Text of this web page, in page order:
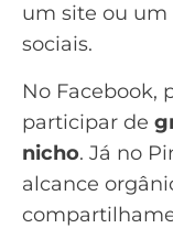
um site ou um
sociais.
No Facebook,
participar de
nicho. Já no
alcance